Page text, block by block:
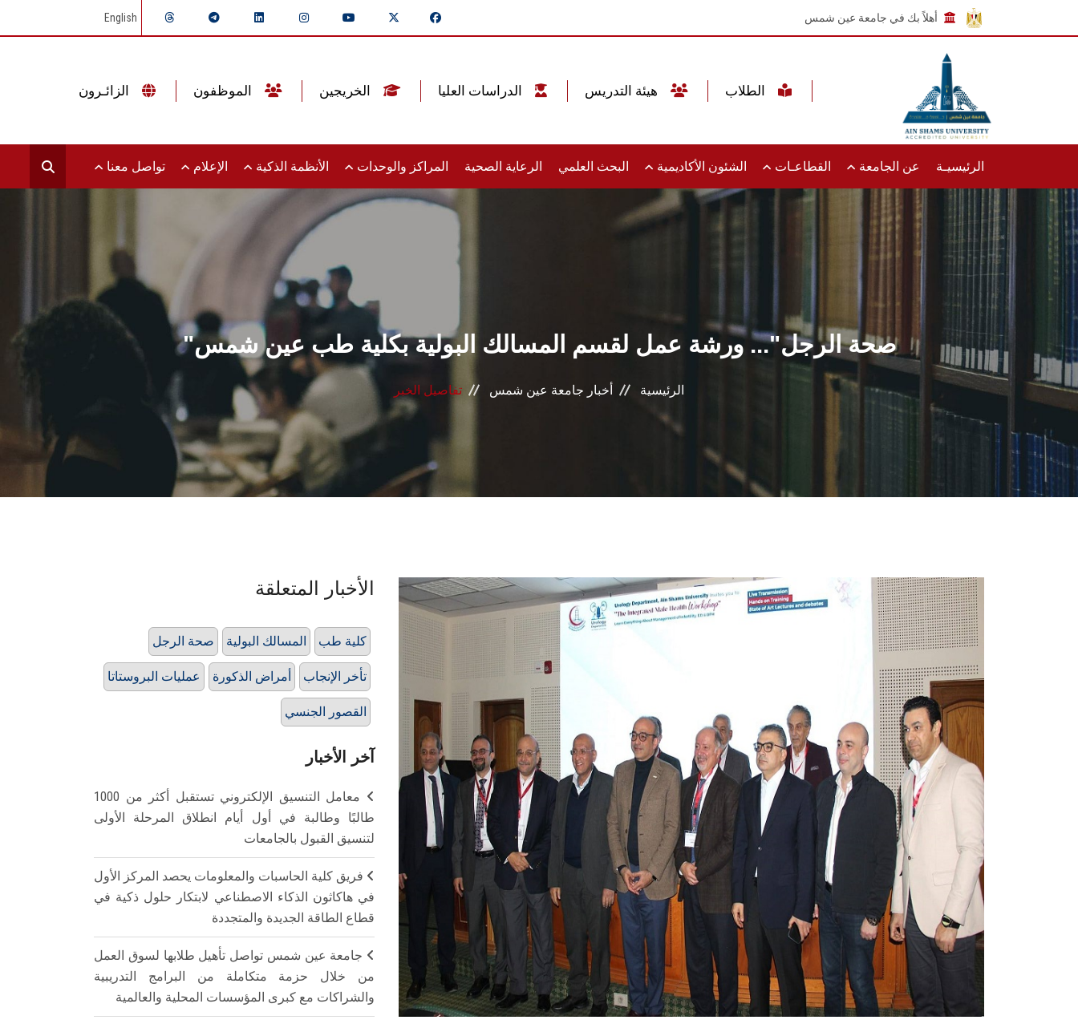
أهلاً بك في جامعة عين شمس English
الرئيسيـة عن الجامعة القطاعـات الشئون الأكاديمية البحث العلمي الرعاية الصحية المراكز والوحدات الأنظمة الذكية الإعلام تواصل معنا
"صحة الرجل"... ورشة عمل لقسم المسالك البولية بكلية طب عين شمس
الرئيسية أخبار جامعة عين شمس تفاصيل الخبر
الأخبار المتعلقة
صحة الرجل المسالك البولية كلية طب
عمليات البروستاتا أمراض الذكورة تأخر الإنجاب
القصور الجنسي
آخر الأخبار
معامل التنسيق الإلكتروني تستقبل أكثر من 1000
طالبًا وطالبة في أول أيام انطلاق المرحلة الأولى
لتنسيق القبول بالجامعات
فريق كلية الحاسبات والمعلومات يحصد المركز الأول
في هاكاثون الذكاء الاصطناعي لابتكار حلول ذكية في
قطاع الطاقة الجديدة والمتجددة
جامعة عين شمس تواصل تأهيل طلابها لسوق العمل
من خلال حزمة متكاملة من البرامج التدريبية
والشراكات مع كبرى المؤسسات المحلية والعالمية